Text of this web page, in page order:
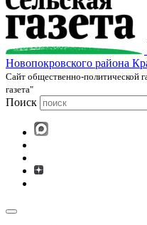
Новопокровского района
Cайт общественно-политической
газета"
Поиск